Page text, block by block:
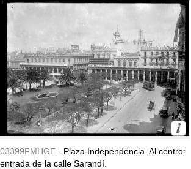
03399FMHGE - Plaza Independencia. Al centro:
entrada de la calle Sarandí.